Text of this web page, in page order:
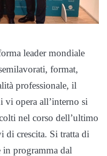
leader mondiale
format,
professionale, il
vi opera all’interno si
nel corso dell’ultimo
di crescita. Si tratta di
in programma dal